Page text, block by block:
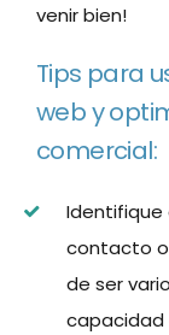
venir bien!
Tips para
web y
comercial:
Identifique
contacto o
de ser
capacidad